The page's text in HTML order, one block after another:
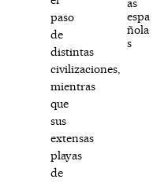
paso
de
distintas
civilizaciones,
mientras
que
sus
extensas
playas
de
as
espa
ñola
s